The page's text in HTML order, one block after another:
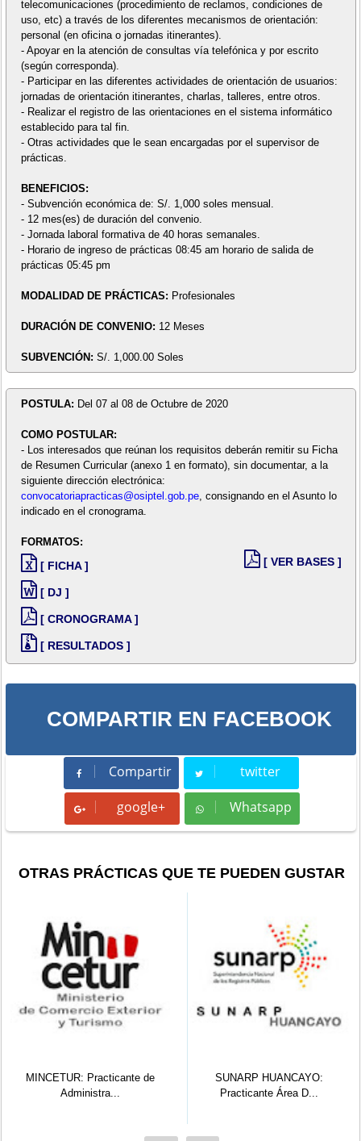
telecomunicaciones (procedimiento de reclamos, condiciones de
uso, etc) a través de los diferentes mecanismos de orientación:
personal (en oficina o jornadas itinerantes).
- Apoyar en la atención de consultas vía telefónica y por escrito
(según corresponda).
- Participar en las diferentes actividades de orientación de usuarios:
jornadas de orientación itinerantes, charlas, talleres, entre otros.
- Realizar el registro de las orientaciones en el sistema informático
establecido para tal fin.
- Otras actividades que le sean encargadas por el supervisor de
prácticas.
BENEFICIOS:
- Subvención económica de: S/. 1,000 soles mensual.
- 12 mes(es) de duración del convenio.
- Jornada laboral formativa de 40 horas semanales.
- Horario de ingreso de prácticas 08:45 am horario de salida de
prácticas 05:45 pm
MODALIDAD DE PRÁCTICAS: Profesionales
DURACIÓN DE CONVENIO: 12 Meses
SUBVENCIÓN: S/. 1,000.00 Soles
POSTULA: Del 07 al 08 de Octubre de 2020
COMO POSTULAR:
- Los interesados que reúnan los requisitos deberán remitir su Ficha
de Resumen Curricular (anexo 1 en formato), sin documentar, a la
siguiente dirección electrónica:
convocatoriapracticas@osiptel.gob.pe, consignando en el Asunto lo
indicado en el cronograma.
FORMATOS:
[ FICHA ]
[ DJ ]
[ CRONOGRAMA ]
[ RESULTADOS ]
[ VER BASES ]
COMPARTIR EN FACEBOOK
Compartir
Compartir twitter
Tweet
google+ Whatsapp
Whatsapp
OTRAS PRÁCTICAS QUE TE PUEDEN GUSTAR
de
SUNARP HUANCAYO:
ITP: Egresado De